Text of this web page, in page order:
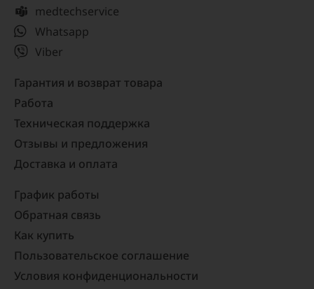
medtechservice
Whatsapp
Viber
Гарантия и возврат товара
Работа
Техническая поддержка
Отзывы и предложения
Доставка и оплата
График работы
Обратная связь
Как купить
Пользовательское соглашение
Условия конфиденциональности